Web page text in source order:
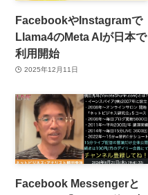
FacebookやInstagramで
Llama4のMeta AIが日本で
利用開始
2025年12月11日
Facebook Messengerと